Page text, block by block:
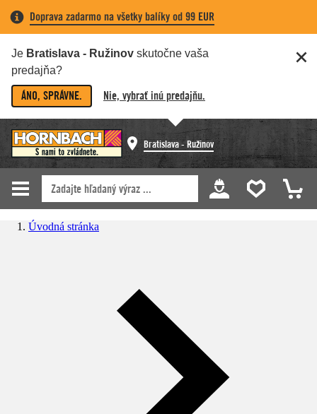
Doprava zadarmo na všetky balíky od 99 EUR
Je Bratislava - Ružinov skutočne vaša
predajňa?
ÁNO, SPRÁVNE. Nie, vybrať inú predajňu.
Bratislava - Ružinov
Úvodná stránka